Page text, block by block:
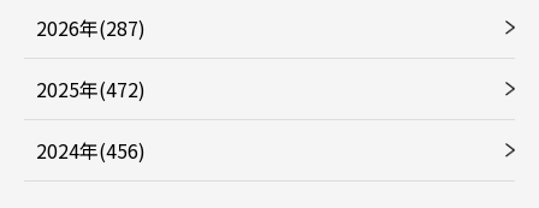
2026年(287)
2025年(472)
2024年(456)